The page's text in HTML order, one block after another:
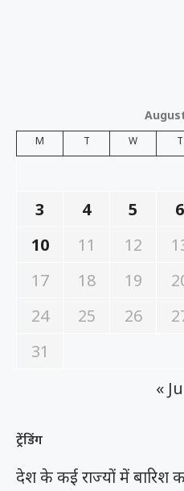
M T W T
3
4 5 6
10
11 12
17
18 19
24
25 26
31
«
ट्रेंडिंग
देश के कई राज्यों में बारिश